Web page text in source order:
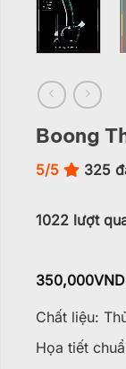
Boong
5/5 325
1022 lượt
350,000VND
Chất liệu:
Họa tiết